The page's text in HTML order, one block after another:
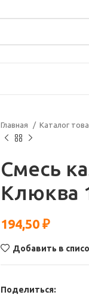
Главная Каталог
Смесь
Клюква
194,50 ₽
Добавить в
Поделиться: